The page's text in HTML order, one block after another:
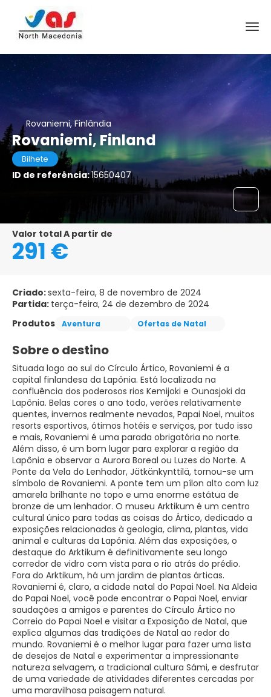
Rovaniemi, Finlândia
Rovaniemi, Finland
Bilhete
ID de referência:15650407
Valor total A partir de
291 €
Criado:sexta-feira, 8 de novembro de 2024
Partida: terça-feira, 24 de dezembro de 2024
Produtos
Aventura Ofertas de Natal
Sobre o destino
Situada logo ao sul do Círculo Ártico, Rovaniemi é a
capital finlandesa da Lapônia. Está localizada na
confluência dos poderosos rios Kemijoki e Ounasjoki da
Lapônia. Belas cores o ano todo, verões relativamente
quentes, invernos realmente nevados, Papai Noel, muitos
resorts esportivos, ótimos hotéis e serviços, por tudo isso
e mais, Rovaniemi é uma parada obrigatória no norte.
Além disso, é um bom lugar para explorar a região da
Lapônia e observar a Aurora Boreal ou Luzes do Norte. A
Ponte da Vela do Lenhador, Jätkänkynttilä, tornou-se um
símbolo de Rovaniemi. A ponte tem um pílon alto com luz
amarela brilhante no topo e uma enorme estátua de
bronze de um lenhador. O museu Arktikum é um centro
cultural único para todas as coisas do Ártico, dedicado a
exposições relacionadas à geologia, clima, plantas, vida
animal e culturas da Lapônia. Além das exposições, o
destaque do Arktikum é definitivamente seu longo
corredor de vidro com vista para o rio atrás do prédio.
Fora do Arktikum, há um jardim de plantas árticas.
Rovaniemi é, claro, a cidade natal do Papai Noel. Na Aldeia
do Papai Noel, você pode encontrar o Papai Noel, enviar
saudações a amigos e parentes do Círculo Ártico no
Correio do Papai Noel e visitar a Exposição de Natal, que
explica algumas das tradições de Natal ao redor do
mundo. Rovaniemi é o melhor lugar para fazer uma lista
de desejos de Natal e experimentar a impressionante
natureza selvagem, a tradicional cultura Sámi, e desfrutar
de uma variedade de atividades diferentes cercadas por
uma maravilhosa paisagem natural.